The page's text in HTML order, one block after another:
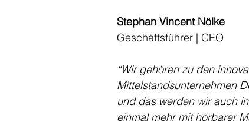
Stephan Vincent Nölke
Geschäftsführer | CEO
“Wir gehören zu den
Mittelstandsunternehmen
und das werden wir auch
einmal mehr mit hörbarer